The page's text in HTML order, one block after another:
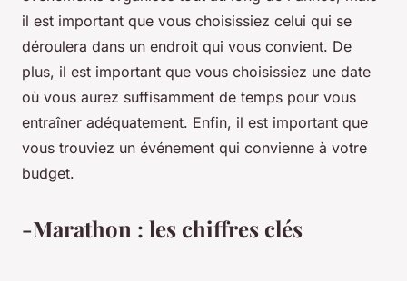
il est important que vous choisissiez celui qui se
déroulera dans un endroit qui vous convient. De
plus, il est important que vous choisissiez une date
où vous aurez suffisamment de temps pour vous
entraîner adéquatement. Enfin, il est important que
vous trouviez un événement qui convienne à votre
budget.
-Marathon : les chiffres clés